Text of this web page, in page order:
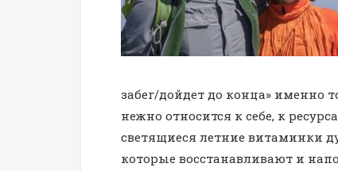
забег/дойдет до конца» именно
нежно относится к себе, к
светящиеся летние витаминки
которые восстанавливают и